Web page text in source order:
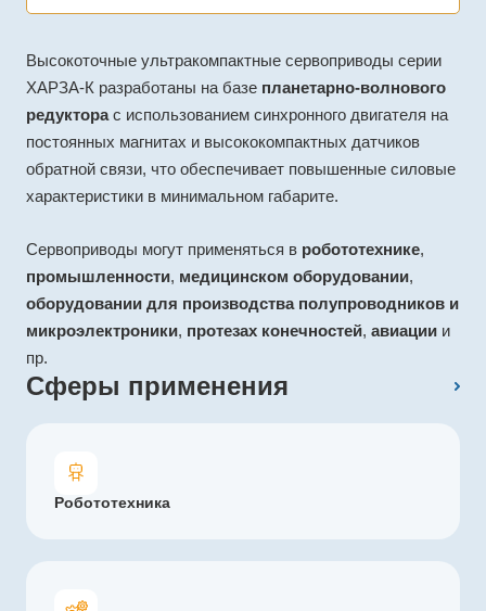
Высокоточные ультракомпактные сервоприводы серии
ХАРЗА-К разработаны на базе планетарно-волнового
редукторас использованием синхронного двигателя на
постоянных магнитах и высококомпактных датчиков
обратной связи, что обеспечивает повышенные силовые
характеристики в минимальном габарите.
Сервоприводы могут применяться в робототехнике,
промышленности, медицинском оборудовании,
оборудовании для производства полупроводников и
микроэлектроники, протезах конечностей, авиации и
пр.
Сферы применения
Робототехника